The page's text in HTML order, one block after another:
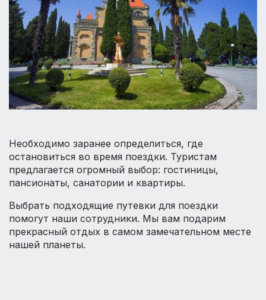
Необходимо заранее определиться, где
остановиться во время поездки. Туристам
предлагается огромный выбор: гостиницы,
пансионаты, санатории и квартиры.
Выбрать подходящие путевки для поездки
помогут наши сотрудники. Мы вам подарим
прекрасный отдых в самом замечательном месте
нашей планеты.